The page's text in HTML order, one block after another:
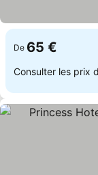
De 65 €
Consulter les prix